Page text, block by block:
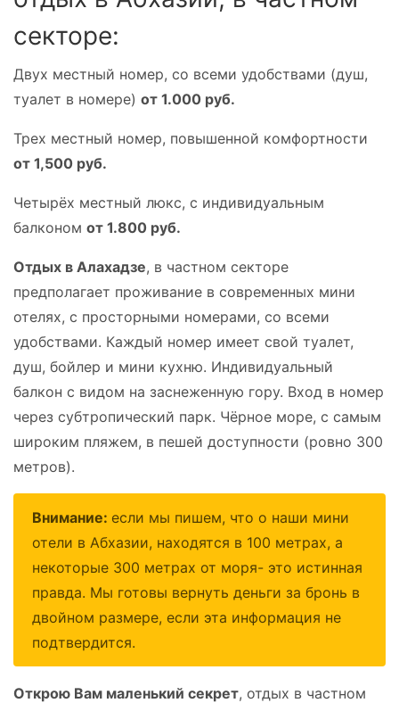
секторе:
Двух местный номер, со всеми удобствами (душ,
туалет в номере) от 1.000 руб.
Трех местный номер, повышенной комфортности
от 1,500 руб.
Четырёх местный люкс, с индивидуальным
балконом от 1.800 руб.
Отдых в Алахадзе, в частном секторе
предполагает проживание в современных мини
отелях, с просторными номерами, со всеми
удобствами. Каждый номер имеет свой туалет,
душ, бойлер и мини кухню. Индивидуальный
балкон с видом на заснеженную гору. Вход в номер
через субтропический парк. Чёрное море, с самым
широким пляжем, в пешей доступности (ровно 300
метров).
Внимание: если мы пишем, что о наши мини
отели в Абхазии, находятся в 100 метрах, а
некоторые 300 метрах от моря- это истинная
правда. Мы готовы вернуть деньги за бронь в
двойном размере, если эта информация не
подтвердится.
Открою Вам маленький секрет, отдых в частном